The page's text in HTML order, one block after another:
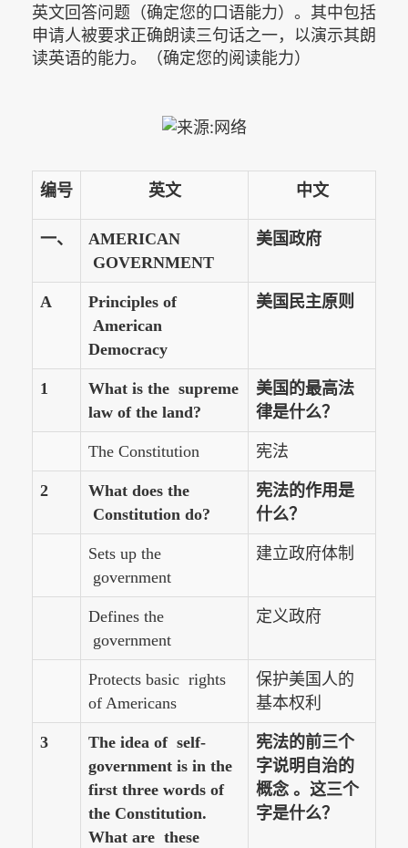
英文回答问题（确定您的口语能力）。其中包括
申请人被要求正确朗读三句话之一，以演示其朗
读英语的能力。（确定您的阅读能力）
编号 英文 中文
一、
AMERICAN
GOVERNMENT
美国政府
A
Principles of
American
Democracy
美国民主原则
1
What is the supreme
law of the land?
美国的最高法
律是什么？
The Constitution 宪法
2
What does the
Constitution do?
宪法的作用是
什么？
Sets up the
government
建立政府体制
Defines the
government
定义政府
Protects basic rights
of Americans
保护美国人的
基本权利
3
The idea of self-
government is in the
first three words of
the Constitution.
What are these
宪法的前三个
字说明自治的
概念 。这三个
字是什么？